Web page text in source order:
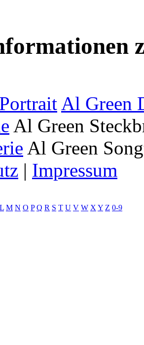
Al Green
Al Green
Al Green
| Impressum
L M N O P Q R S T U V W X Y Z 0-9